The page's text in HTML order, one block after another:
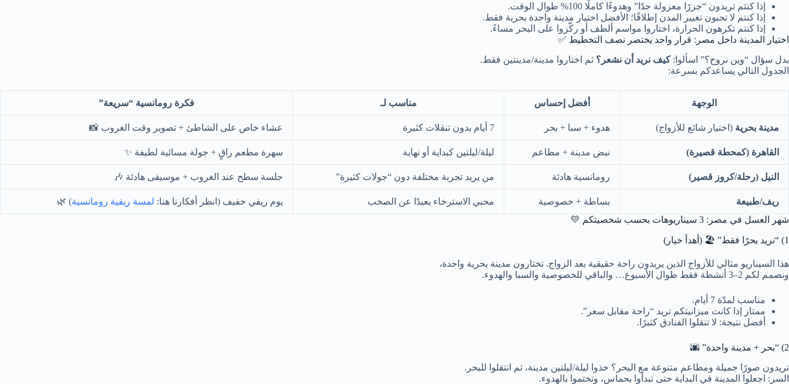
إذا كنتم تريدون “جزرًا معزولة جدًا” وهدوءًا كاملًا 100% طوال الوقت.
إذا كنتم لا تحبون تغيير المدن إطلاقًا؛ الأفضل اختيار مدينة واحدة بحرية فقط.
إذا كنتم تكرهون الحرارة، اختاروا مواسم ألطف أو ركّزوا على البحر مساءً.
اختيار المدينة داخل مصر: قرار واحد يختصر نصف التخطيط ✅
بدل سؤال “وين نروح؟” اسألوا:كيف نريد أن نشعر؟ ثم اختاروا مدينة/مدينتين فقط.
الجدول التالي يساعدكم بسرعة:
الوجهة أفضل إحساس مناسب لـ فكرة رومانسية “سريعة”
مدينة بحرية (اختيار شائع للأزواج) هدوء + سبا + بحر 7 أيام بدون تنقلات كثيرة عشاء خاص على الشاطئ + تصوير وقت الغروب 📸
القاهرة (كمحطة قصيرة) نبض مدينة + مطاعم ليلة/ليلتين كبداية أو نهاية سهرة مطعم راقٍ + جولة مسائية لطيفة ✨
النيل (رحلة/كروز قصير) رومانسية هادئة من يريد تجربة مختلفة دون “جولات كثيرة” جلسة سطح عند الغروب + موسيقى هادئة 🎶
ريف/طبيعة بساطة + خصوصية محبي الاسترخاء بعيدًا عن الصخب يوم ريفي خفيف (انظر أفكارنا هنا: لمسة ريفية رومانسية) 🌿
شهر العسل في مصر: 3 سيناريوهات بحسب شخصيتكم 💛
1) “نريد بحرًا فقط” 🏖️ (أهدأ خيار)
هذا السيناريو مثالي للأزواج الذين يريدون راحة حقيقية بعد الزواج. تختارون مدينة بحرية واحدة،
ونصمم لكم 2–3 أنشطة فقط طوال الأسبوع… والباقي للخصوصية والسبا والهدوء.
مناسب لمدّة 7 أيام.
ممتاز إذا كانت ميزانيتكم تريد “راحة مقابل سعر”.
أفضل نتيجة: لا تنقلوا الفنادق كثيرًا.
2) “بحر + مدينة واحدة” 🌆
تريدون صورًا جميلة ومطاعم متنوعة مع البحر؟ خذوا ليلة/ليلتين مدينة، ثم انتقلوا للبحر.
السر: اجعلوا المدينة في البداية حتى تبدأوا بحماس، وتختموا بالهدوء.